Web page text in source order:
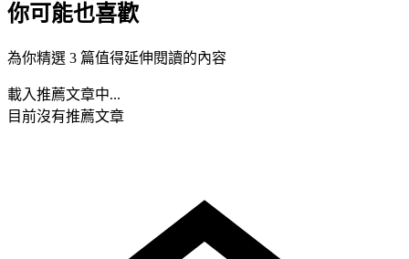
你可能也喜歡
為你精選 3 篇值得延伸閱讀的內容
載入推薦文章中...
目前沒有推薦文章